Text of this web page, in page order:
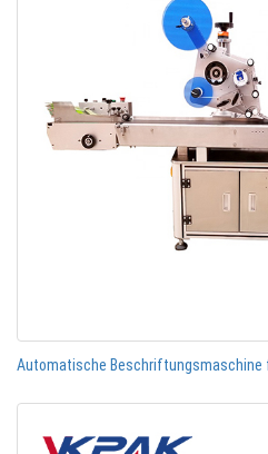
Automatische Beschriftungsmaschine